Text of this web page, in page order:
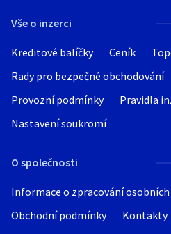
Vše o inzerci
Kreditové balíčky Ceník
Rady pro bezpečné obchodování
Provozní podmínky
Pravidla
Nastavení soukromí
O společnosti
Informace o zpracování osobních
Obchodní podmínky
Kontakty